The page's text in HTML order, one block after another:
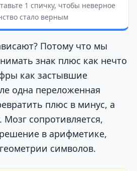
1 спичку, чтобы неверное
стало верным
Потому что мы
знак плюс как нечто
как застывшие
одна переложенная
плюс в минус, а
Мозг сопротивляется,
в арифметике,
символов.